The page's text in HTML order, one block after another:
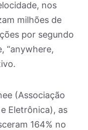
nos
milhões de
por segundo
“anywhere,
(Associação
Eletrônica), as
164% no